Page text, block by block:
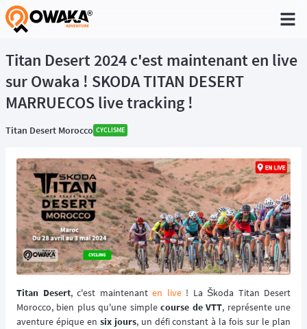
®
Titan Desert 2024 c'est maintenant en live
sur Owaka ! SKODA TITAN DESERT
MARRUECOS live tracking !
Titan Desert Morocco CYCLISME
Titan Desert, c'est maintenant en live! La Škoda Titan Desert
Morocco, bien plus qu'une simplecourse de VTT, représente une
aventure épique en six jours, un défi constant à la fois sur le plan